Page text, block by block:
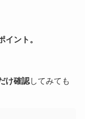
ント。
け確認してみても